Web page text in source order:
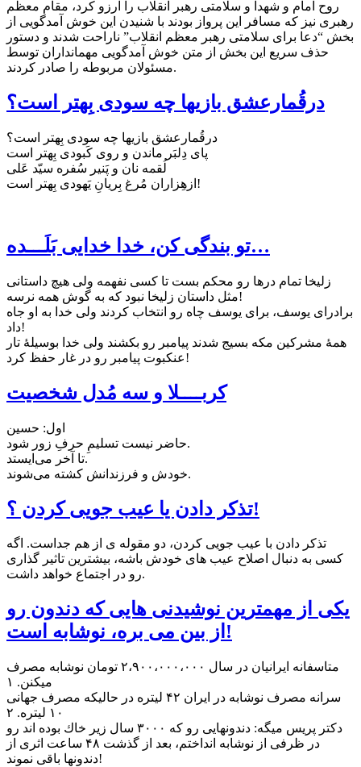
روح امام و شهدا و سلامتی رهبر انقلاب را آرزو کرد، مقام معظم
رهبری نیز که مسافر این پرواز بودند با شنیدن این خوش آمدگویی از
بخش “دعا برای سلامتی رهبر معظم انقلاب” ناراحت شدند و دستور
حذف سریع این بخش از متن خوش آمدگویی مهمانداران توسط
مسئولان مربوطه را صادر کردند.
درقُمارعشق بازیها چه سودی بِهتر است؟
درقُمارعشق بازیها چه سودی بِهتر است؟
پای دِلبَر ماندن و روی کَبودی بِهتر است
لُقمه نان و پَنیر سُفره سیّد عَلی
ازهِزاران مُرغ بِریانِ یَهودی بِهتر است!
تو بندگی کن، خدا خدایی بَلَـــده…
زليخا تمام درها رو محکم بست تا کسی نفهمه ولی هيچ داستانی
مثل داستان زليخا نبود که به گوش همه نرسه!
برادرای يوسف، برای يوسف چاه رو انتخاب کردند ولی خدا به او جاه
داد!
همهٔ مشرکين مکه بسيج شدند پيامبر رو بکشند ولی خدا بوسیلهٔ تار
عنکبوت پيامبر رو در غار حفظ کرد!
کربــــلا و سه‌ مُدل شخصیت
اول: حسین
حاضر نیست تسلیمِ حرفِ زور شود.
تا آخر می‌‌ایستد.
خودش و فرزندانش کشته می‌شوند.
تذکر دادن یا عیب جویی کردن ؟!
تذکر دادن با عیب جویی کردن، دو مقوله ی از هم جداست. اگه
کسی به دنبال اصلاح عیب های خودش باشه، بیشترین تاثیر گذاری
رو در اجتماع خواهد داشت.
یكی از مهمترين نوشیدنی هایی كه دندون رو
از بين می بره، نوشابه است!
متاسفانه ايرانيان در سال ۲،۹۰۰،۰۰۰،۰۰۰ تومان نوشابه مصرف
میکنن. ۱
سرانه مصرف نوشابه در ايران ۴۲ ليتره در حالیكه مصرف جهانی
۱۰ ليتره. ۲
دكتر پريس میگه: دندونهايی رو كه ۳۰۰۰ سال زير خاك بوده اند رو
در ظرفی از نوشابه انداختم، بعد از گذشت ۴۸ ساعت اثری از
دندونها باقی نموند!